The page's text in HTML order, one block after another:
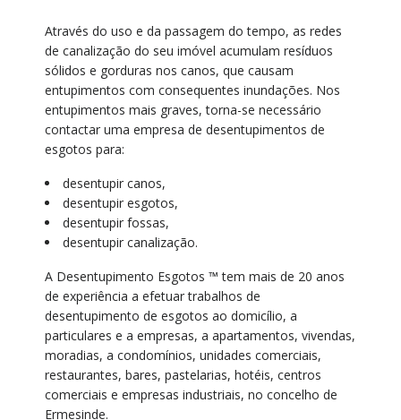
Através do uso e da passagem do tempo, as redes
de canalização do seu imóvel acumulam resíduos
sólidos e gorduras nos canos, que causam
entupimentos com consequentes inundações. Nos
entupimentos mais graves, torna-se necessário
contactar uma empresa de desentupimentos de
esgotos para:
desentupir canos,
desentupir esgotos,
desentupir fossas,
desentupir canalização.
A Desentupimento Esgotos ™ tem mais de 20 anos
de experiência a efetuar trabalhos de
desentupimento de esgotos ao domicílio, a
particulares e a empresas, a apartamentos, vivendas,
moradias, a condomínios, unidades comerciais,
restaurantes, bares, pastelarias, hotéis, centros
comerciais e empresas industriais, no concelho de
Ermesinde.